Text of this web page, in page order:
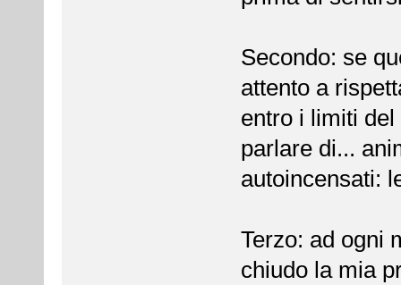
Secondo: se
attento a
entro i limiti
parlare di...
autoincensati:
Terzo: ad ogni
chiudo la mia